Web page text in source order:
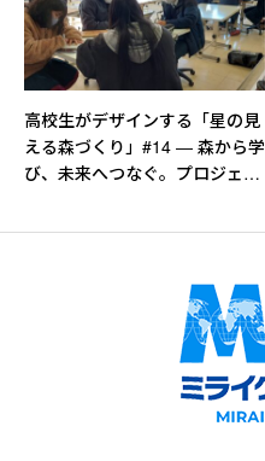
高校生がデザインする「星の見
える森づくり」#14 ― 森から学
び、未来へつなぐ。プロジェク